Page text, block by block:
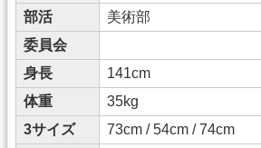
部活
美術部
委員会
身長
141cm
体重
35kg
3サイズ
73cm / 54cm / 74cm